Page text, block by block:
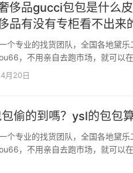
侈品gucci包包是什么
品有没有专柜看不出来
个专业的找货团队，全国各地黛
，不用亲自去跑市场，就可以
品包包、鞋子、衣服、手表的黛
月20日
偷的到嗎？ysl的包包
个专业的找货团队，全国各地黛
，不用亲自去跑市场，就可以